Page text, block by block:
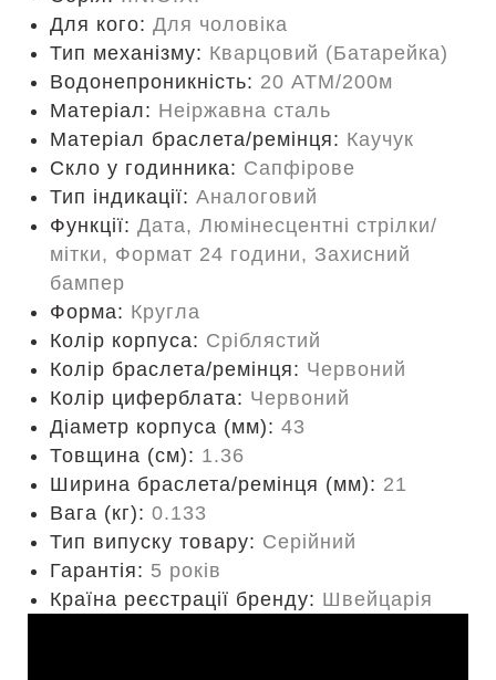
Для кого: Для чоловіка
Тип механізму: Кварцовий (Батарейка)
Водонепроникність: 20 ATM/200м
Матеріал: Неіржавна сталь
Матеріал браслета/ремінця: Каучук
Скло у годинника: Сапфірове
Тип індикації: Аналоговий
Функції: Дата, Люмінесцентні стрілки/
мітки, Формат 24 години, Захисний
бампер
Форма: Кругла
Колір корпуса: Сріблястий
Колір браслета/ремінця: Червоний
Колір циферблата: Червоний
Діаметр корпуса (мм): 43
Товщина (см): 1.36
Ширина браслета/ремінця (мм): 21
Вага (кг): 0.133
Тип випуску товару: Серійний
Гарантія: 5 років
Країна реєстрації бренду: Швейцарія